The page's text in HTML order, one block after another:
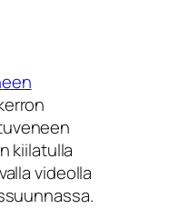
kiilatulla
videolla